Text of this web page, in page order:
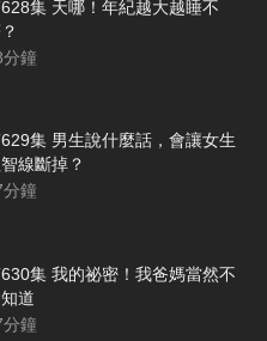
集 天哪！年紀越大越睡不
分鐘
集 男生說什麼話，會讓女生
線斷掉？
分鐘
集 我的祕密！我爸媽當然不
道
分鐘